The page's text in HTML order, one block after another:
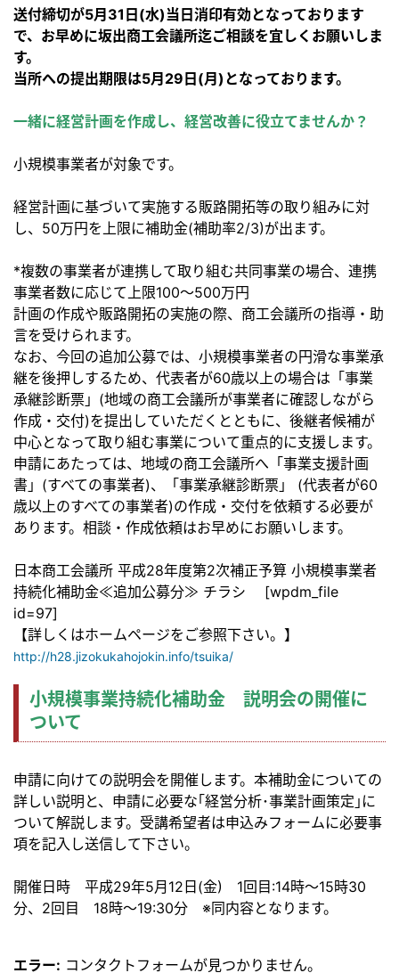
送付締切が5月31日(水)当日消印有効となっております
で、お早めに坂出商工会議所迄ご相談を宜しくお願いしま
す。
当所への提出期限は5月29日(月)となっております。
一緒に経営計画を作成し、経営改善に役立てませんか？
小規模事業者が対象です。
経営計画に基づいて実施する販路開拓等の取り組みに対
し、50万円を上限に補助金(補助率2/3)が出ます。
*複数の事業者が連携して取り組む共同事業の場合、連携
事業者数に応じて上限100～500万円
計画の作成や販路開拓の実施の際、商工会議所の指導・助
言を受けられます。
なお、今回の追加公募では、小規模事業者の円滑な事業承
継を後押しするため、代表者が60歳以上の場合は「事業
承継診断票」(地域の商工会議所が事業者に確認しながら
作成・交付)を提出していただくとともに、後継者候補が
中心となって取り組む事業について重点的に支援します。
申請にあたっては、地域の商工会議所へ「事業支援計画
書」(すべての事業者)、「事業承継診断票」 (代表者が60
歳以上のすべての事業者)の作成・交付を依頼する必要が
あります。相談・作成依頼はお早めにお願いします。
日本商工会議所 平成28年度第2次補正予算 小規模事業者
持続化補助金≪追加公募分≫ チラシ [wpdm_file
id=97]
【詳しくはホームページをご参照下さい。】
http://h28.jizokukahojokin.info/tsuika/
小規模事業持続化補助金 説明会の開催に
ついて
申請に向けての説明会を開催します。本補助金についての
詳しい説明と、申請に必要な｢経営分析･事業計画策定｣に
ついて解説します。受講希望者は申込みフォームに必要事
項を記入し送信して下さい。
開催日時 平成29年5月12日(金) 1回目:14時～15時30
分、2回目 18時～19:30分 ※同内容となります。
エラー: コンタクトフォームが見つかりません。